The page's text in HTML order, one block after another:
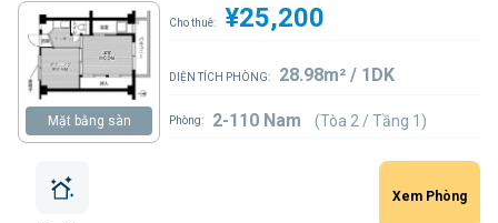
Mặt bằng sàn
Cho thuê: ¥25,200
DIỆN TÍCH PHÒNG: 28.98m² / 1DK
Phòng: 2-110 Nam (Tòa 2 / Tầng 1)
Xem Phòng